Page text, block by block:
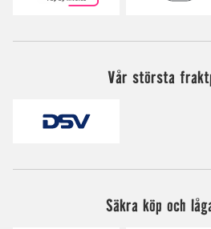
Vår största
Säkra köp och